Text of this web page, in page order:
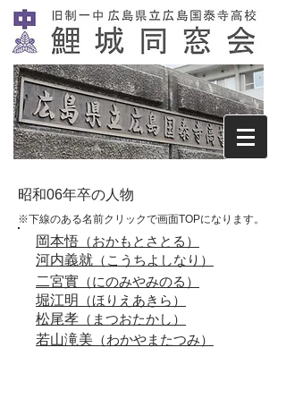
​昭和06年卒の人物
※下線のある名前クリックで画面TOPになります。
岡本悟 ​（おかもとさとる）
河内義就 （こうちよしなり）
二宮實 （にのみやみのる）
堀江明
（ほりえあきら）
​松尾孝 （まつおたかし）
若山滝美 （わかやまたつみ）